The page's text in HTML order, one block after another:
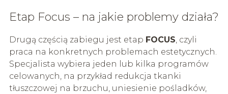
Etap Focus – na jakie problemy działa?
Drugą częścią zabiegu jest etap FOCUS, czyli
praca na konkretnych problemach estetycznych.
Specjalista wybiera jeden lub kilka programów
celowanych, na przykład redukcja tkanki
tłuszczowej na brzuchu, uniesienie pośladków,